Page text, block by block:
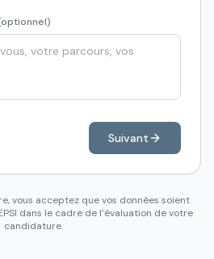
Suivant
vous acceptez que vos données soient
dans le cadre de l’évaluation de votre
candidature.